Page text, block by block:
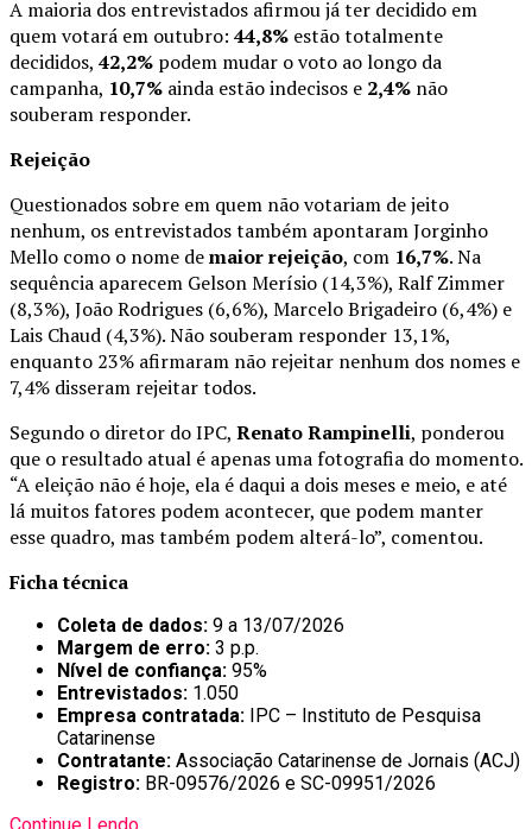
A maioria dos entrevistados afirmou já ter decidido em
quem votará em outubro: 44,8% estão totalmente
decididos, 42,2% podem mudar o voto ao longo da
campanha, 10,7% ainda estão indecisos e 2,4% não
souberam responder.
Rejeição
Questionados sobre em quem não votariam de jeito
nenhum, os entrevistados também apontaram Jorginho
Mello como o nome demaior rejeição, com 16,7%. Na
sequência aparecem Gelson Merísio (14,3%), Ralf Zimmer
(8,3%), João Rodrigues (6,6%), Marcelo Brigadeiro (6,4%) e
Lais Chaud (4,3%). Não souberam responder 13,1%,
enquanto 23% afirmaram não rejeitar nenhum dos nomes e
7,4% disseram rejeitar todos.
Segundo o diretor do IPC, Renato Rampinelli, ponderou
que o resultado atual é apenas uma fotografia do momento.
“A eleição não é hoje, ela é daqui a dois meses e meio, e até
lá muitos fatores podem acontecer, que podem manter
esse quadro, mas também podem alterá-lo”, comentou.
Ficha técnica
Coleta de dados: 9 a 13/07/2026
Margem de erro: 3 p.p.
Nível de confiança: 95%
Entrevistados: 1.050
Empresa contratada: IPC – Instituto de Pesquisa
Catarinense
Contratante: Associação Catarinense de Jornais (ACJ)
Registro: BR-09576/2026 e SC-09951/2026
Continue Lendo